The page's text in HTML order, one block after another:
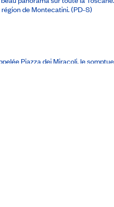
de Montecatini. (PD-S)
Piazza dei Miracoli, le
la visite d’une verrerie suivie
(PD-S)